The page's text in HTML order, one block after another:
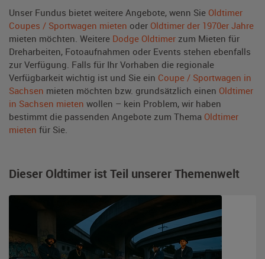
Unser Fundus bietet weitere Angebote, wenn Sie Oldtimer
Coupes / Sportwagen mieten oder Oldtimer der 1970er Jahre
mieten möchten. Weitere Dodge Oldtimer zum Mieten für
Dreharbeiten, Fotoaufnahmen oder Events stehen ebenfalls
zur Verfügung. Falls für Ihr Vorhaben die regionale
Verfügbarkeit wichtig ist und Sie ein Coupe / Sportwagen in
Sachsen mieten möchten bzw. grundsätzlich einen Oldtimer
in Sachsen mieten wollen – kein Problem, wir haben
bestimmt die passenden Angebote zum Thema Oldtimer
mieten für Sie.
Dieser Oldtimer ist Teil unserer Themenwelt